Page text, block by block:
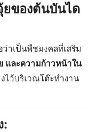
ยของต้นบันได
าเป็นพืชมงคลที่เสริม
และความก้าวหน้าใน
ไว้บริเวณโต๊ะทำงาน
: